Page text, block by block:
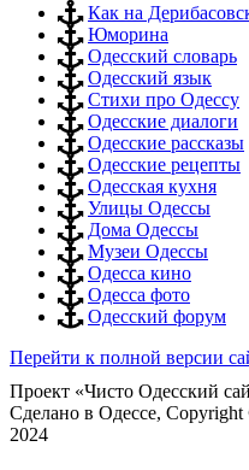
Как на
Юморина
Одесский словарь
Одесский язык
Стихи про Одессу
Одесские диалоги
Одесские рассказы
Одесские рецепты
Одесская кухня
Улицы Одессы
Дома Одессы
Музеи Одессы
Одесса кино
Одесса фото
Одесский форум
Перейти к полной версии
Проект «Чисто Одесский
Сделано в Одессе,
2024